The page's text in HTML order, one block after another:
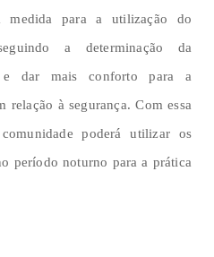
medida para a utilização do
a determinação da
e dar mais conforto para a
relação à segurança. Com essa
poderá utilizar os
período noturno para a prática